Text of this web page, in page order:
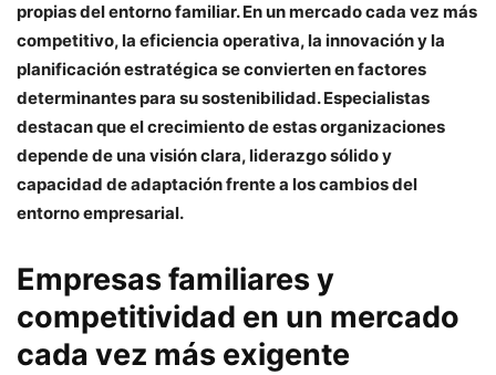
propias del entorno familiar. En un mercado cada vez más
competitivo, la eficiencia operativa, la innovación y la
planificación estratégica se convierten en factores
determinantes para su sostenibilidad. Especialistas
destacan que el crecimiento de estas organizaciones
depende de una visión clara, liderazgo sólido y
capacidad de adaptación frente a los cambios del
entorno empresarial.
Empresas familiares y
competitividad en un mercado
cada vez más exigente